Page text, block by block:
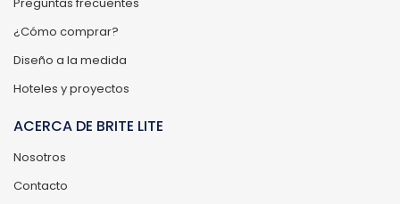
¿Cómo comprar?
Diseño a la medida
Hoteles y proyectos
ACERCA DE BRITE LITE
Nosotros
Contacto